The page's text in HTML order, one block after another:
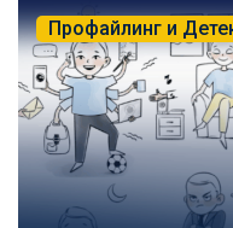
Профайлинг и